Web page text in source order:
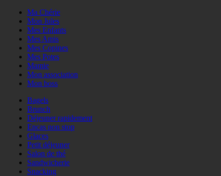
Ma Chérie
Mon Jules
Mes Enfants
Mes Amis
Mes Copines
Mes Potes
Mamie
Mon association
Mon boss
Bagels
Brunch
Déjeuner rapidement
Encas non stop
Glaces
Petit déjeuner
Salon de thé
Sandwicherie
Snacking